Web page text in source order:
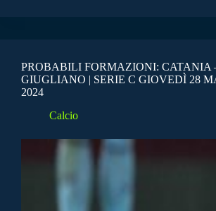
PROBABILI FORMAZIONI: CATANIA
GIUGLIANO | SERIE C GIOVEDÌ 28
2024
Calcio